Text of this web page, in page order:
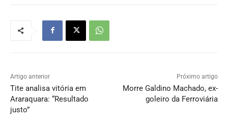
Artigo anterior
Tite analisa vitória em
Araraquara: “Resultado
justo”
Próximo artigo
Morre Galdino Machado, ex-
goleiro da Ferroviária